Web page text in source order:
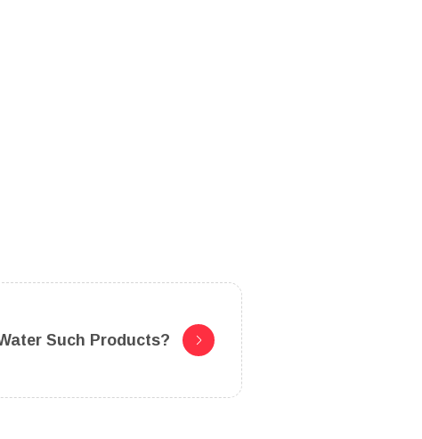
Such Products?